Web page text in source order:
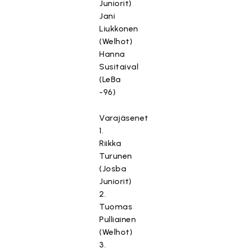
Juniorit)
Jani
Liukkonen
(Welhot)
Hanna
Susitaival
(LeBa
-96)
Varajäsenet
1.
Riikka
Turunen
(Josba
Juniorit)
2.
Tuomas
Pulliainen
(Welhot)
3.